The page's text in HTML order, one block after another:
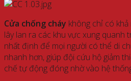
Cửa chống cháy không chỉ có
lây lan ra các khu vực xung quanh
nhất định để mọi người có thể di
nhanh hơn, giúp đội cứu hộ giảm
chế tự động đóng nhờ vào hệ